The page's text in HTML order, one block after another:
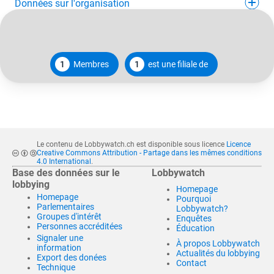
Données sur l'organisation
1 Membres 1 est une filiale de
Le contenu de Lobbywatch.ch est disponible sous licence Licence
Creative Commons Attribution - Partage dans les mêmes conditions
4.0 International .
Base des données sur le
lobbying
Homepage
Parlementaires
Groupes d'intérêt
Personnes accréditées
Signaler une
information
Export des donées
Technique
Lobbywatch
Homepage
Pourquoi
Lobbywatch?
Enquêtes
Éducation
À propos Lobbywatch
Actualités du lobbying
Contact